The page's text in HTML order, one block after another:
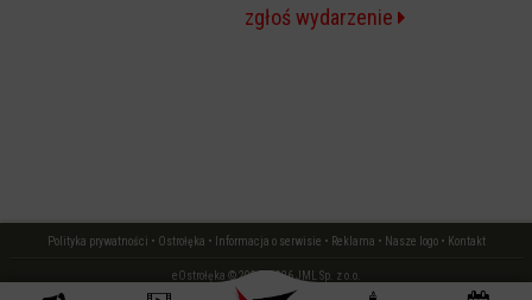
zgłoś wydarzenie
Polityka prywatności • Ostrołęka • Informacja o serwisie • Reklama • Nasze logo• Kontakt
eOstrołęka © 2006 - 2026 JML Sp. z o.o.